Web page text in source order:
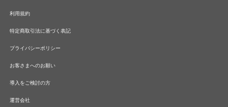
利用規約
特定商取引法に基づく表記
プライバシーポリシー
お客さまへのお願い
導入をご検討の方
運営会社